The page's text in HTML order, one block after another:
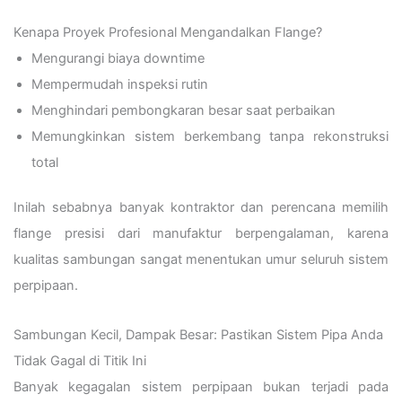
Kenapa Proyek Profesional Mengandalkan Flange?
Mengurangi biaya downtime
Mempermudah inspeksi rutin
Menghindari pembongkaran besar saat perbaikan
Memungkinkan sistem berkembang tanpa rekonstruksi
total
Inilah sebabnya banyak kontraktor dan perencana memilih
flange presisi dari manufaktur berpengalaman, karena
kualitas sambungan sangat menentukan umur seluruh sistem
perpipaan.
Sambungan Kecil, Dampak Besar: Pastikan Sistem Pipa Anda
Tidak Gagal di Titik Ini
Banyak kegagalan sistem perpipaan bukan terjadi pada